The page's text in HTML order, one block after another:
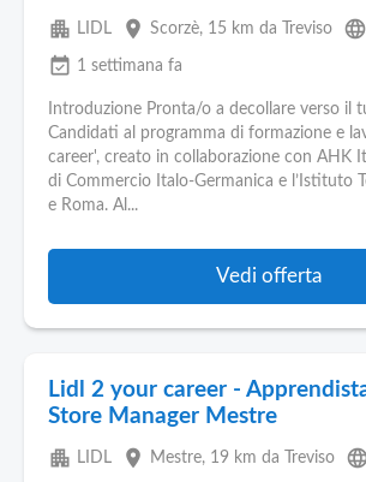
apartment LIDL place Scorzè, 15 km da Treviso language
event_available 1 settimana fa
Introduzione Pronta/o a decollare verso il
Candidati al programma di formazione e
career', creato in collaborazione con AHK
di Commercio Italo-Germanica e l’Istituto
e Roma. Al...
Vedi offerta
Lidl 2 your career -
Store Manager Mestre
apartment LIDL place Mestre, 19 km da Treviso